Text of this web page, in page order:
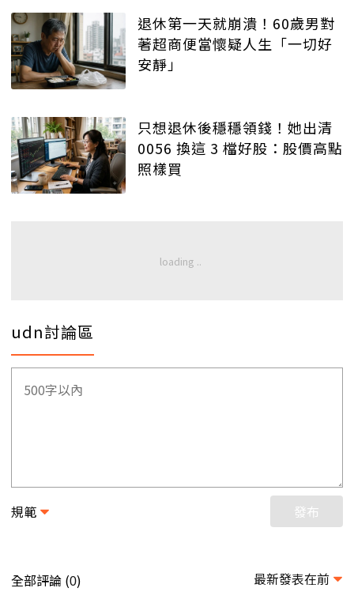
退休第一天就崩潰！60歲男對
著超商便當懷疑人生「一切好
安靜」
只想退休後穩穩領錢！她出清
0056 換這 3 檔好股：股價高點
照樣買
udn討論區
規範 發布
全部評論 (0) 最新發表在前